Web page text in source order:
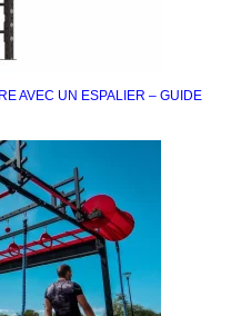
AVEC UN ESPALIER – GUIDE